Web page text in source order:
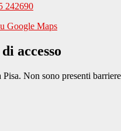
242690
Google Maps
accesso
Pisa. Non sono presenti